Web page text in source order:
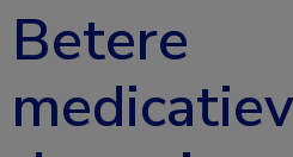
Betere